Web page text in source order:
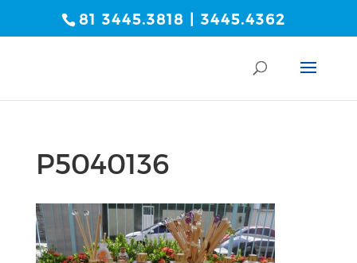
81 3445.3818 | 3445.4362
P5040136